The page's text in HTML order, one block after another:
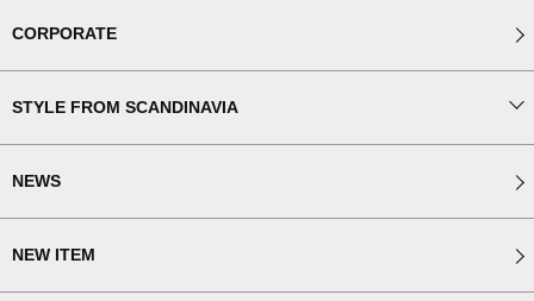
CORPORATE
STYLE FROM SCANDINAVIA
NEWS
NEW ITEM